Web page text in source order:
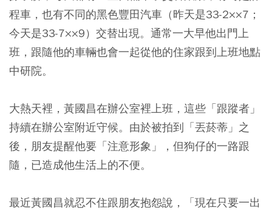
程車，也有不同的黑色豐田汽車（昨天是33-2××7；
今天是33-7××9）交替出現。通常一大早他出門上
班，跟隨他的車輛也會一起從他的住家跟到上班地點
中研院。
大熱天裡，黃國昌在辦公室裡上班，這些「跟蹤者」
持續在辦公室附近守候。由於被拍到「丟菸蒂」之
後，朋友提醒他要「注意形象」，但狗仔的一路跟
隨，已造成他生活上的不便。
最近黃國昌就忍不住跟朋友抱怨說，「現在只要一出